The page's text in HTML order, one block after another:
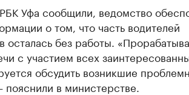
Уфа сообщили, ведомство
о том, что часть водителей
без работы.
с участием всех
обсудить возникшие
в министерстве.